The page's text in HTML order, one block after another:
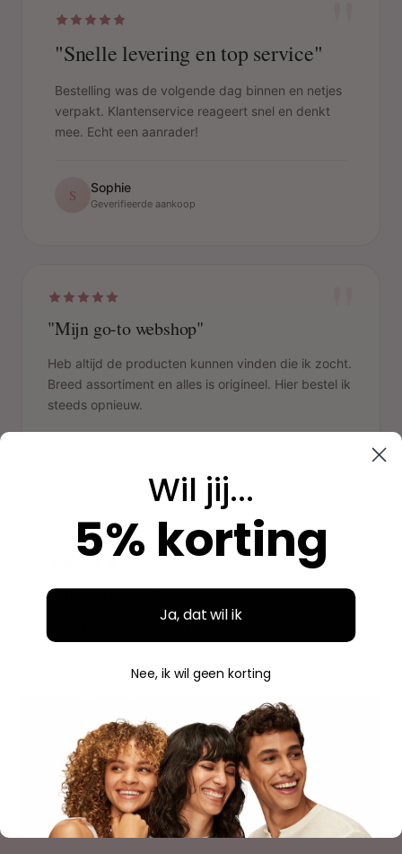
"Snelle levering en top service"
Bestelling was de volgende dag binnen en netjes
verpakt. Klantenservice reageert snel en denkt
mee. Echt een aanrader!
S Sophie
Geverifieerde aankoop
"Mijn go-to webshop"
Heb altijd de producten kunnen vinden die ik zocht.
Breed assortiment en alles is origineel. Hier bestel ik
steeds opnieuw.
Geverifieerde aankoop
"
"Fijne ervaring"
Geverifieerde aankoop
Wil jij...
5% korting
Ja, dat wil ik
Nee, ik wil geen korting